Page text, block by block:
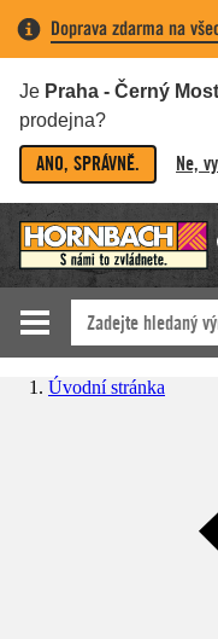
Doprava zdarma na
Je Praha - Černý Most
prodejna?
ANO, SPRÁVNĚ. Ne,
Úvodní stránka